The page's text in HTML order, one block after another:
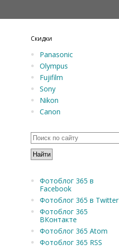
Скидки
Panasonic
Olympus
Fujifilm
Sony
Nikon
Canon
Фотоблог 365 в
Facebook
Фотоблог 365 в Twitter
Фотоблог 365
ВКонтакте
Фотоблог 365 Atom
Фотоблог 365 RSS